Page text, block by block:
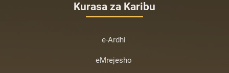
Kurasa za Karibu
e-Ardhi
eMrejesho